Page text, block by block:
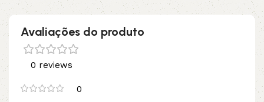
Avaliações do produto
0 reviews
0